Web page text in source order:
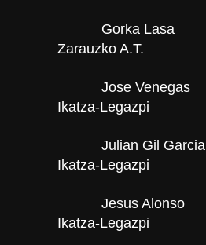
Gorka Lasa
Zarauzko A.T.
Jose Venegas
Ikatza-Legazpi
Julian Gil Garcia
Ikatza-Legazpi
Jesus Alonso
Ikatza-Legazpi